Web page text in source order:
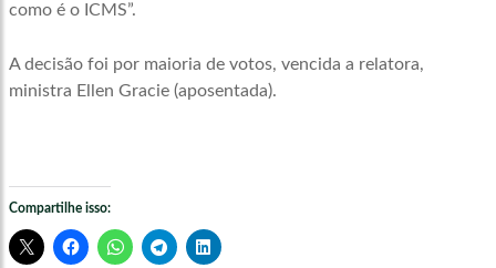
como é o ICMS”.
A decisão foi por maioria de votos, vencida a relatora,
ministra Ellen Gracie (aposentada).
Compartilhe isso: